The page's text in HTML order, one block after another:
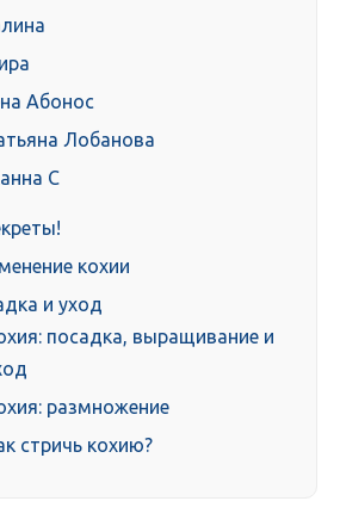
Абонос
Лобанова
С
кохии
и уход
посадка, выращивание и
размножение
стричь кохию?